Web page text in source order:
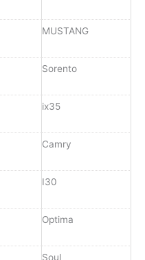
MUSTANG
Sorento
ix35
Camry
I30
Optima
Soul